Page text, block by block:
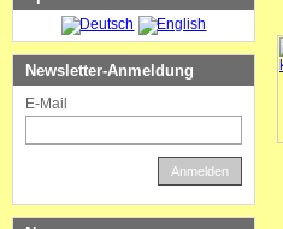
Newsletter-Anmeldung
E-Mail
Anmelden